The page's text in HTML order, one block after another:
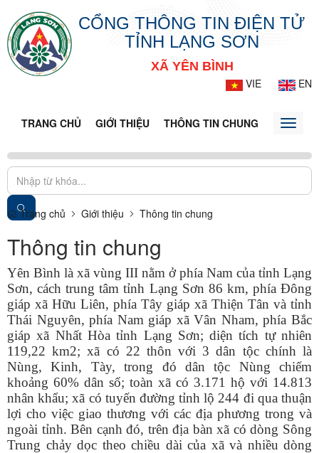
CỔNG THÔNG TIN ĐIỆN TỬ
TỈNH LẠNG SƠN
XÃ YÊN BÌNH
VIE
EN
TRANG CHỦ GIỚI THIỆU THÔNG TIN CHUNG DOANH
Toggle
Trang chủ Giới thiệu Thông tin chung
Thông tin chung
Yên Bình là xã vùng III nằm ở phía Nam của tỉnh Lạng
Sơn, cách trung tâm tỉnh Lạng Sơn 86 km, phía Đông
giáp xã Hữu Liên, phía Tây giáp xã Thiện Tân và tỉnh
Thái Nguyên, phía Nam giáp xã Vân Nham, phía Bắc
giáp xã Nhất Hòa tỉnh Lạng Sơn; diện tích tự nhiên
119,22 km2; xã có 22 thôn với 3 dân tộc chính là
Nùng, Kinh, Tày, trong đó dân tộc Nùng chiếm
khoảng 60% dân số; toàn xã có 3.171 hộ với 14.813
nhân khẩu; xã có tuyến đường tỉnh lộ 244 đi qua thuận
lợi cho việc giao thương với các địa phương trong và
ngoài tỉnh. Bên cạnh đó, trên địa bàn xã có dòng Sông
Trung chảy dọc theo chiều dài của xã và nhiều dòng